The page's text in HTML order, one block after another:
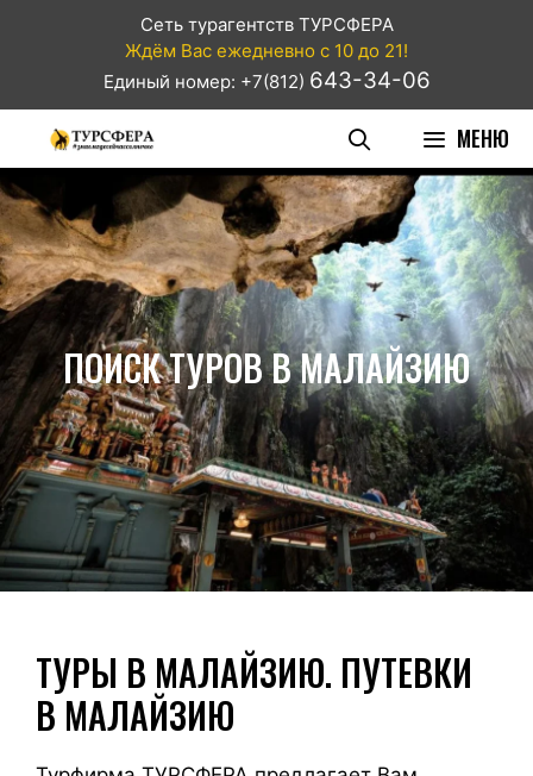
Сеть турагентств ТУРСФЕРА
Ждём Вас ежедневно с 10 до 21!
Единый номер: +7(812) 643-34-06
МЕНЮ
ПОИСК ТУРОВ В МАЛАЙЗИЮ
ТУРЫ В МАЛАЙЗИЮ. ПУТЕВКИ
В МАЛАЙЗИЮ